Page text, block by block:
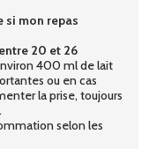
si mon repas
20 et 26
400 ml de lait
ou en cas
la prise, toujours
selon les